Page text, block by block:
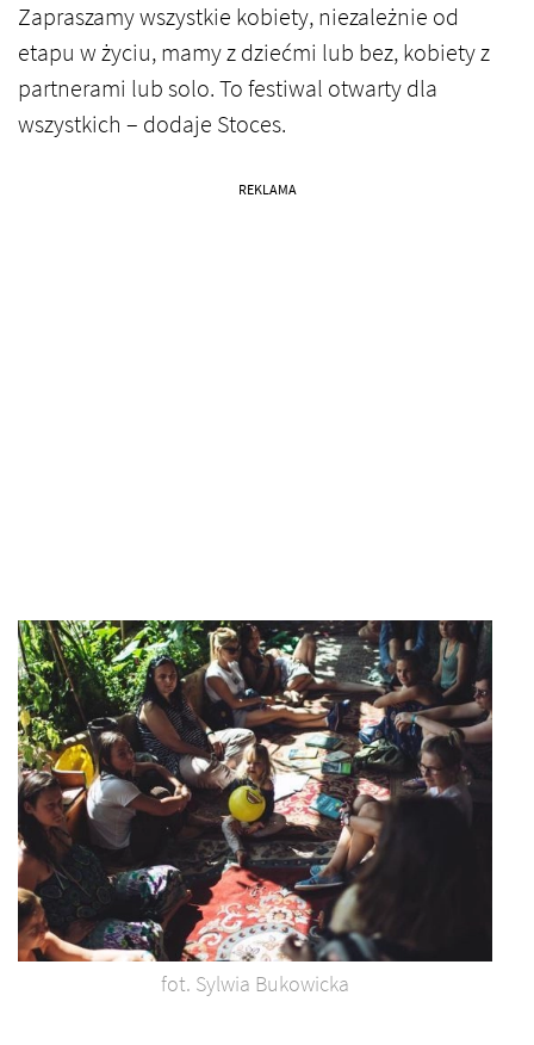
Zapraszamy wszystkie kobiety, niezależnie od
etapu w życiu, mamy z dziećmi lub bez, kobiety z
partnerami lub solo. To festiwal otwarty dla
wszystkich – dodaje Stoces.
REKLAMA
fot. Sylwia Bukowicka